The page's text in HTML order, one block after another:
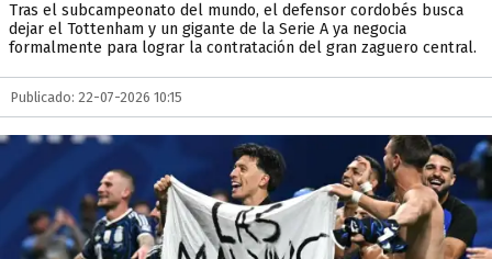
Tras el subcampeonato del mundo, el defensor cordobés busca
dejar el Tottenham y un gigante de la Serie A ya negocia
formalmente para lograr la contratación del gran zaguero central.
Publicado: 22-07-2026 10:15